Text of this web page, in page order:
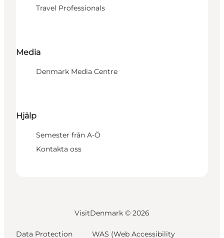
Travel Professionals
Media
Denmark Media Centre
Hjälp
Semester från A-Ö
Kontakta oss
VisitDenmark © 2026
Data Protection WAS (Web Accessibility